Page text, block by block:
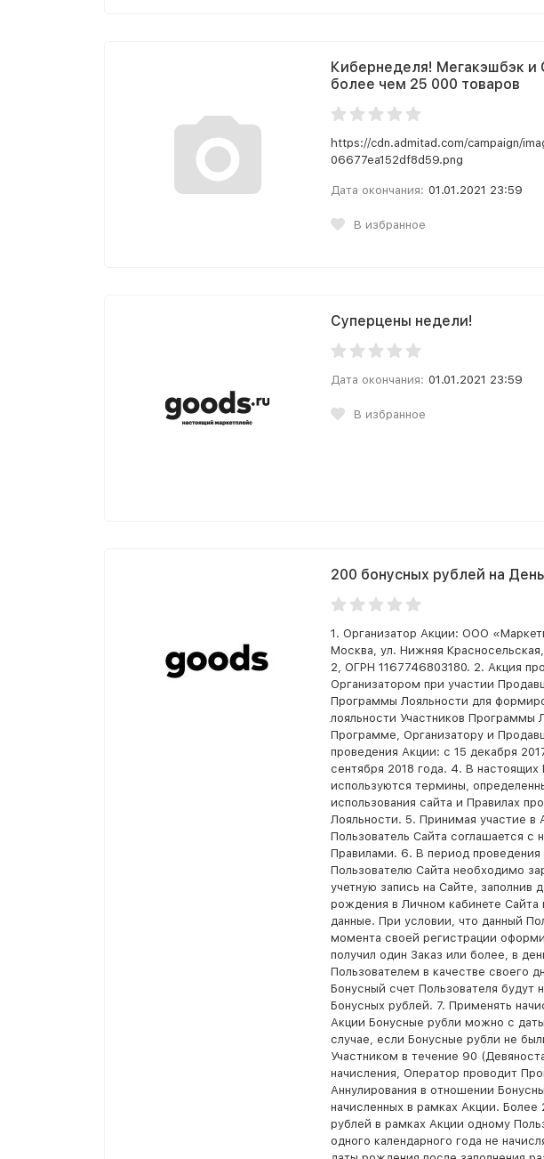
Кибернеделя! Мегакэшбэк и
более чем 25 000 товаров
https://cdn.admitad.com/campaign/
06677ea152df8d59.png
Дата окончания: 01.01.2021 23:59
В избранное
Суперцены недели!
Дата окончания: 01.01.2021 23:59
В избранное
200 бонусных рублей на
1. Организатор Акции: ООО
Москва, ул. Нижняя
2, ОГРН 1167746803180. 2. Акция
Организатором при участии
Программы Лояльности для
лояльности Участников Программы
Программе, Организатору и
проведения Акции: с 15 декабря
сентября 2018 года. 4. В настоящих
используются термины,
использования сайта и Правилах
Лояльности. 5. Принимая участие в
Пользователь Сайта соглашается с
Правилами. 6. В период проведения
Пользователю Сайта необходимо
учетную запись на Сайте, заполнив
рождения в Личном кабинете Сайта
данные. При условии, что данный
момента своей регистрации
получил один Заказ или более, в
Пользователем в качестве своего
Бонусный счет Пользователя будут
Бонусных рублей. 7. Применять
Акции Бонусные рубли можно с
случае, если Бонусные рубли не
Участником в течение 90
начисления, Оператор проводит
Аннулирования в отношении
начисленных в рамках Акции. Более
рублей в рамках Акции одному
одного календарного года не